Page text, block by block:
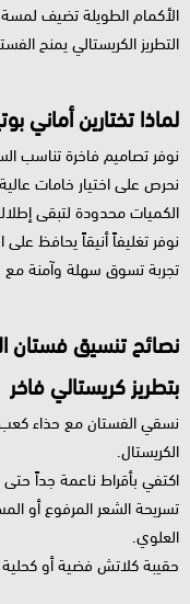
الأكمام الطويلة تضيف لمسة
التطريز الكريستالي يمنح
لماذا تختارين أماني
نوفر تصاميم فاخرة تناسب
نحرص على اختيار خامات
الكميات محدودة لتبقى
نوفر تغليفاً أنيقاً يحافظ
تجربة تسوق سهلة وآمنة مع
نصائح تنسيق فستان
بتطريز كريستالي فاخر
نسقي الفستان مع حذاء كعب
الكريستال.
اكتفي بأقراط ناعمة جداً حتى
تسريحة الشعر المرفوع أو
العلوي.
حقيبة كلاتش فضية أو